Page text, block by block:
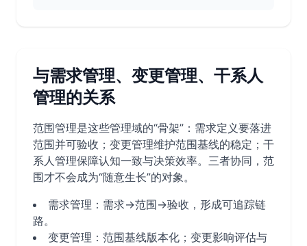
与需求管理、变更管理、干系人
管理的关系
范围管理是这些管理域的“骨架”：需求定义要落进
范围并可验收；变更管理维护范围基线的稳定；干
系人管理保障认知一致与决策效率。三者协同，范
围才不会成为“随意生长”的对象。
需求管理：需求→范围→验收，形成可追踪链
路。
变更管理：范围基线版本化；变更影响评估与